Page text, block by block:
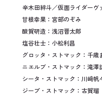
辛木田絆斗／仮面ライダーヴ
甘根幸果：宮部のぞみ
酸賀研造：浅沼晋太郎
塩谷壮士：小松利昌
グロッタ・ストマック：千歳
ニエルブ・ストマック：滝澤
シータ・ストマック：川﨑帆
ジープ・ストマック：古賀瑠